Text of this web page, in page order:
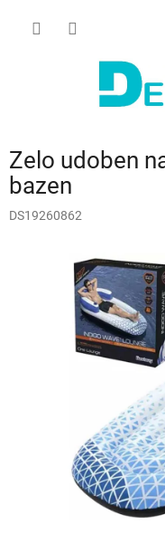
Zelo udoben
bazen
DS19260862